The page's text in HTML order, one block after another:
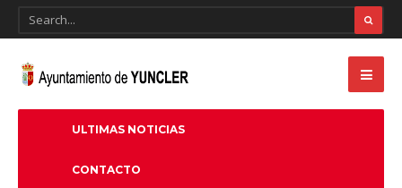
ULTIMAS NOTICIAS
CONTACTO